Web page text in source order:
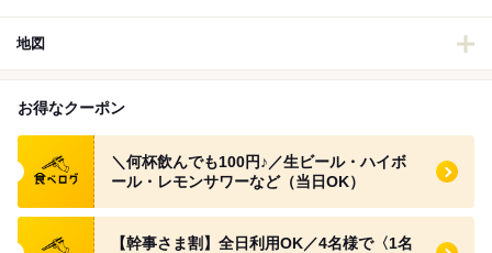
地図
お得なクーポン
食べログ クーポン
＼何杯飲んでも100円♪／生ビール・ハイボ
ール・レモンサワーなど（当日OK）
食べログ クーポン
【幹事さま割】全日利用OK／4名様で〈1名